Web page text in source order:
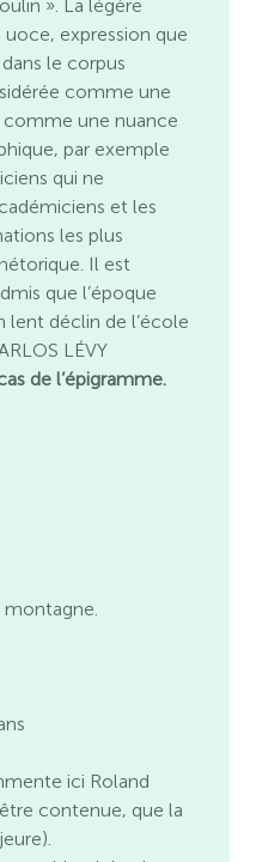
». La légère
expression que
le corpus
comme une
une nuance
par exemple
qui ne
et les
les plus
Il est
que l’époque
lent déclin de l’école
LÉVY
de l’épigramme.
montagne.
ici Roland
contenue, que la